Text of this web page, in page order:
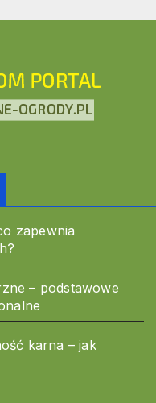
zapewnia
– podstawowe
karna – jak